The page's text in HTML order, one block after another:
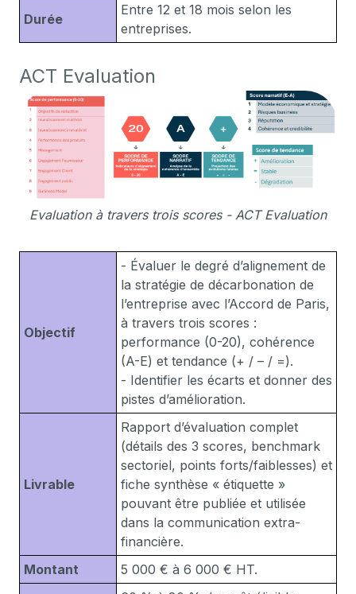
Durée
Entre 12 et 18 mois selon les
entreprises.
ACT Evaluation
Evaluation à travers trois scores - ACT Evaluation
Objectif
- Évaluer le degré d’alignement de
la stratégie de décarbonation de
l’entreprise avec l’Accord de Paris,
à travers trois scores :
performance (0-20), cohérence
(A-E) et tendance (+ / – / =).
- Identifier les écarts et donner des
pistes d’amélioration.
Livrable
Rapport d’évaluation complet
(détails des 3 scores, benchmark
sectoriel, points forts/faiblesses) et
fiche synthèse « étiquette »
pouvant être publiée et utilisée
dans la communication extra-
financière.
Montant
5 000 € à 6 000 € HT.